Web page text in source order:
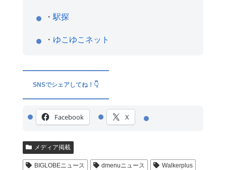
・ 駅探
・ ゆこゆこネット
SNSでシェアしてね！👇
Facebook X
メディア掲載
BIGLOBEニュース dmenuニュース
Walkerplus